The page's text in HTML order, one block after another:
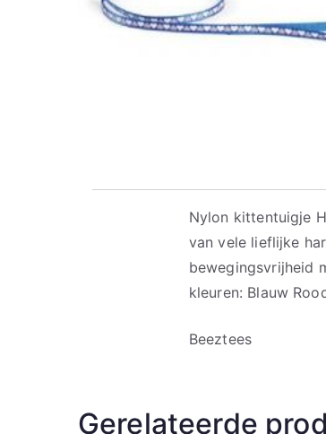
Nylon kittentuigje
van vele lieflijke
bewegingsvrijheid
kleuren: Blauw
Beeztees
Gerelateerde